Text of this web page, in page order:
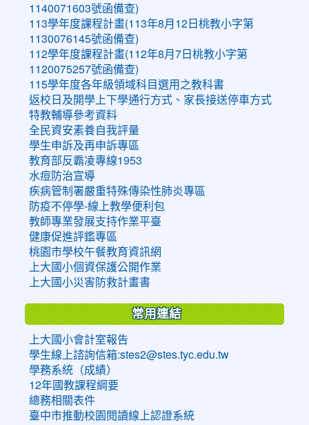
1140071603號函備查)
113學年度課程計畫(113年8月12日桃教小字第
1130076145號函備查)
112學年度課程計畫(112年8月7日桃教小字第
1120075257號函備查)
115學年度各年級領域科目選用之教科書
返校日及開學上下學通行方式、家長接送停車方式
特教輔導參考資料
全民資安素養自我評量
學生申訴及再申訴專區
教育部反霸凌專線1953
水痘防治宣導
疾病管制署嚴重特殊傳染性肺炎專區
防疫不停學-線上教學便利包
教師專業發展支持作業平臺
健康促進評鑑專區
桃園市學校午餐教育資訊網
上大國小個資保護公開作業
上大國小災害防救計畫書
常用連結
上大國小會計室報告
學生線上諮詢信箱:stes2@stes.tyc.edu.tw
學務系統（成績）
12年國教課程綱要
總務相關表件
臺中市推動校園閱讀線上認證系統